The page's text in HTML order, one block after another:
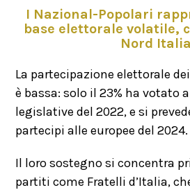
I Nazional-Popolari
base elettorale volatile,
Nord Italia
La partecipazione elettorale
è bassa: solo il 23% ha votato
legislative del 2022, e si
partecipi alle europee del 2024.
Il loro sostegno si concentra
partiti come Fratelli d’Italia,